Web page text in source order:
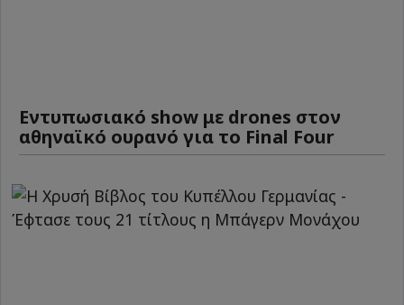
Εντυπωσιακό show με drones στον
αθηναϊκό ουρανό για το Final Four